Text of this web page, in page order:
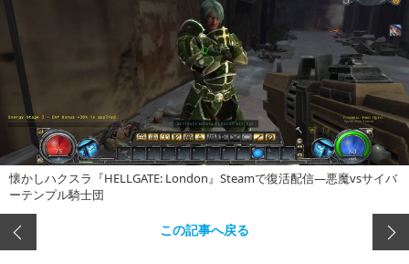
懐かしハクスラ『HELLGATE: London』Steamで復活配信―悪魔vsサイバ
ーテンプル騎士団
この記事へ戻る